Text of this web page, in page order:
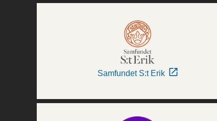
Samfundet S:t Erik